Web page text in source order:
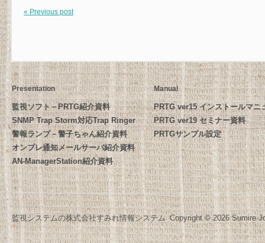
« Previous post
Presentation
監視ソフト－PRTG紹介資料
SNMP Trap Storm対応Trap Ringer
警報ランプ－警子ちゃん紹介資料
オンプレ通知メールサーバ紹介資料
AN-ManagerStation紹介資料
Manual
PRTG ver15 インストールマニ
PRTG ver19 セミナー資料
PRTGサンプル設定
監視システムの株式会社すみれ情報システム Copyright © 2026 Sumire